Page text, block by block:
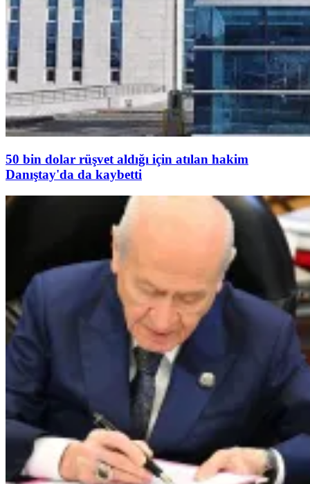
50 bin dolar rüşvet aldığı için atılan hakim
Danıştay'da da kaybetti